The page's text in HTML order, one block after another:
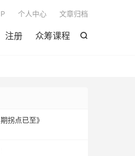

注册 众筹课程
个人中心 文章归档
拐点已至》